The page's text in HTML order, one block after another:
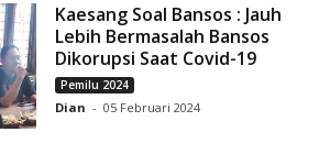
Kaesang Soal Bansos : Jauh
Lebih Bermasalah Bansos
Dikorupsi Saat Covid-19
Pemilu 2024
Dian - 05 Februari 2024